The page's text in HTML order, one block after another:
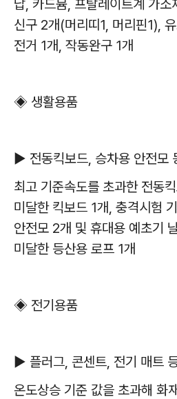
납, 카드뮴, 프탈레이트계 가
신구 2개 (머리띠 1, 머리핀1),
전거 1개, 작동완구 1개
◈ 생활용품
▶ 전동킥보드, 승차용 안전모
최고 기준속도를 초과한 전동
미달한 킥보드 1개, 충격시험
안전모 2개 및 휴대용 예초기
미달한 등산용 로프 1개
◈ 전기용품
▶ 플러그, 콘센트, 전기 매트
온도상승 기준 값을 초과해 화